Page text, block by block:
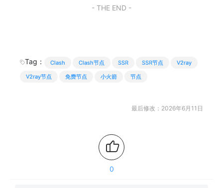
- THE END -
Tag： Clash Clash节点 SSR SSR节点
V2ray
V2ray节点
免费节点 小火箭 节点
最后修改：2026年6月11日
0